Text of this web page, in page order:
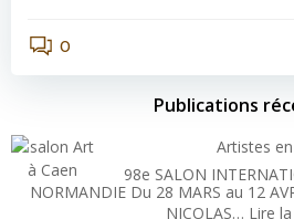
0
Publications
Artistes
98e SALON
NORMANDIE Du 28 MARS au 12
NICOLAS… Lire